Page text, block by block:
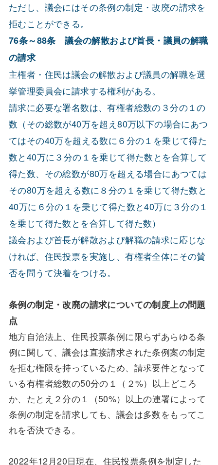
ただし、議会にはその条例の制定・改廃の請求を
拒むことができる。
76条～88条 議会の解散および首長・議員の解職
の請求
主権者・住民は議会の解散および議員の解職を選
挙管理委員会に請求する権利がある。
請求に必要な署名数は、有権者総数の３分の１の
数（その総数が40万を超え80万以下の場合にあつ
てはその40万を超える数に６分の１を乗じて得た
数と40万に３分の１を乗じて得た数とを合算して
得た数、その総数が80万を超える場合にあつては
その80万を超える数に８分の１を乗じて得た数と
40万に６分の１を乗じて得た数と40万に３分の１
を乗じて得た数とを合算して得た数）
議会および首長が解散および解職の請求に応じな
ければ、住民投票を実施し、有権者全体にその賛
否を問うて決着をつける。
条例の制定・改廃の請求についての制度上の問題
点
地方自治法上、住民投票条例に限らずあらゆる条
例に関して、議会は直接請求された条例案の制定
を拒む権限を持っているため、請求要件となって
いる有権者総数の50分の１（２%）以上どころ
か、たとえ２分の１（50%）以上の連署によって
条例の制定を請求しても、議会は多数をもってこ
れを否決できる。
2022年12月20日現在、住民投票条例を制定した